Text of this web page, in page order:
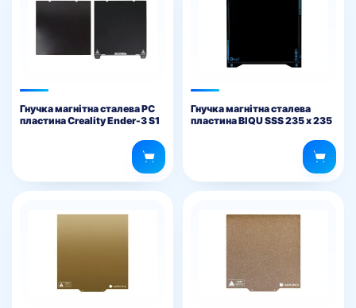
Гнучка магнітна сталева PC
пластина Creality Ender-3 S1
Гнучка магнітна сталева
пластина BIQU SSS 235 х 235